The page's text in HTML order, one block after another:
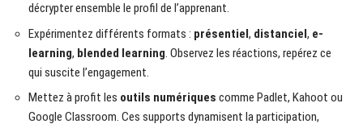
décrypter ensemble le profil de l’apprenant.
Expérimentez différents formats : présentiel, distanciel, e-
learning, blended learning . Observez les réactions, repérez ce
qui suscite l’engagement.
Mettez à profit les outils numériques comme Padlet, Kahoot ou
Google Classroom. Ces supports dynamisent la participation,